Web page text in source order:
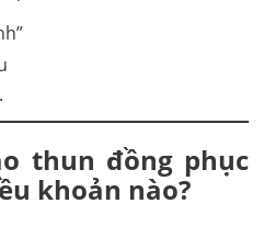
thun đồng phục
khoản nào?